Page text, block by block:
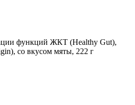
функций ЖКТ (Healthy Gut),
со вкусом мяты, 222 г